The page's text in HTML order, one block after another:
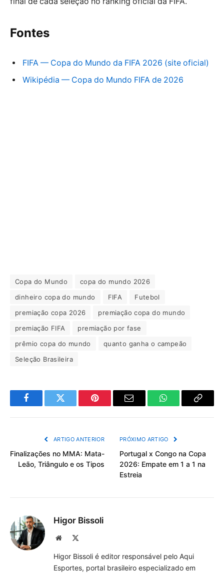
Fontes
FIFA — Copa do Mundo da FIFA 2026 (site oficial)
Wikipédia — Copa do Mundo FIFA de 2026
Copa do Mundo
copa do mundo 2026
dinheiro copa do mundo
FIFA
Futebol
premiação copa 2026
premiação copa do mundo
premiação FIFA
premiação por fase
prêmio copa do mundo
quanto ganha o campeão
Seleção Brasileira
FacebookTwitter Pinterest Email WhatsAppCopiar
ARTIGO ANTERIOR
Finalizações no MMA: Mata-
Leão, Triângulo e os Tipos
PRÓXIMO ARTIGO
Portugal x Congo na Copa
2026: Empate em 1 a 1 na
Estreia
Higor Bissoli
Site
Higor Bissoli é editor responsável pelo Aqui
Esportes, portal brasileiro especializado em